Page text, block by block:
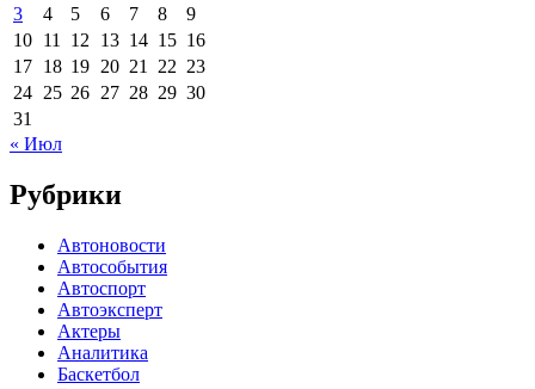
3
4 5 6 7 8
9
10 11 12 13 14 15 16
17 18 19 20 21 22 23
24 25 26 27 28 29 30
31
« Июл
Рубрики
Автоновости
Автособытия
Автоспорт
Автоэксперт
Актеры
Аналитика
Баскетбол